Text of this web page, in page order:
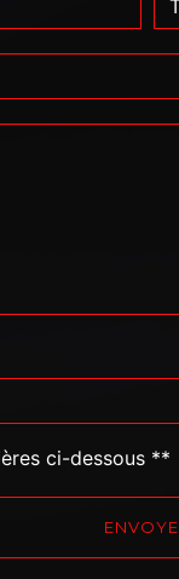
ci-dessous **